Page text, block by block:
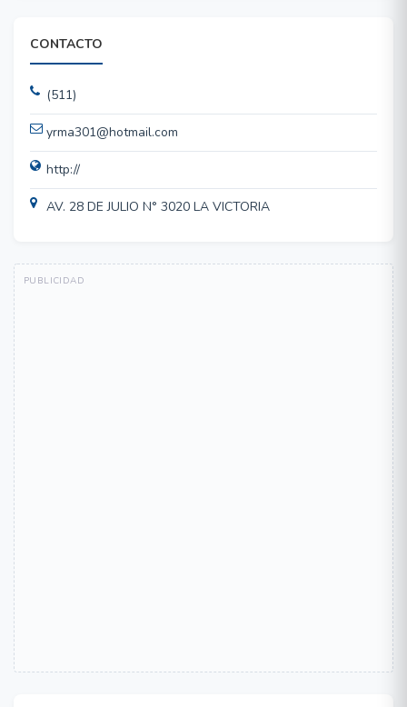
CONTACTO
(511)
yrma301@hotmail.com
http://
AV. 28 DE JULIO N° 3020 LA VICTORIA